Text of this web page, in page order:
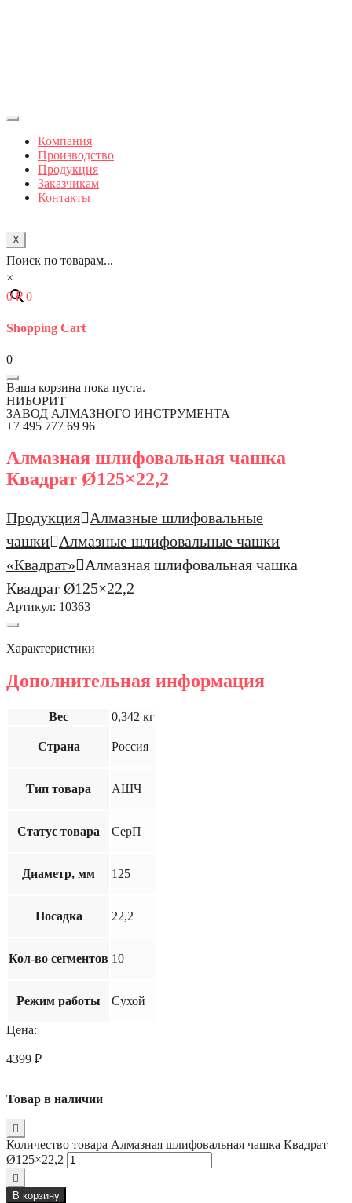
Компания
Производство
Продукция
Заказчикам
Контакты
X
Поиск по товарам...
×
0₽ 0
Shopping Cart
0
Ваша корзина пока пуста.
НИБОРИТ
ЗАВОД АЛМАЗНОГО ИНСТРУМЕНТА
+7 495 777 69 96
Алмазная шлифовальная чашка
Квадрат Ø125×22,2
Продукция
Алмазные шлифовальные
чашки
Алмазные шлифовальные чашки
«Квадрат»
Алмазная шлифовальная чашка
Квадрат Ø125×22,2
Артикул: 10363
Характеристики
Дополнительная информация
Вес 0,342 кг
Страна Россия
Тип товара АШЧ
Статус товара СерП
Диаметр, мм 125
Посадка 22,2
Кол-во сегментов 10
Режим работы Сухой
Цена:
4399 ₽
Товар в наличии
Количество товара Алмазная шлифовальная чашка Квадрат
Ø125×22,2
В корзину